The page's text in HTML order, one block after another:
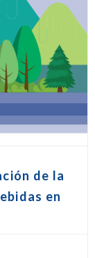
de la
en